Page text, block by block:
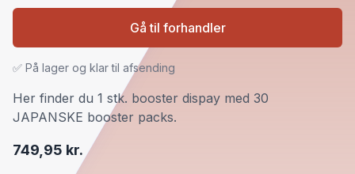
749,95 kr.
Her finder du 1 stk. booster dispay med 30
JAPANSKE booster packs.
✅ På lager og klar til afsending
Gå til forhandler